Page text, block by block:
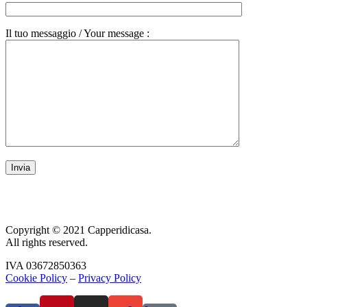
Il tuo messaggio / Your message :
Copyright © 2021 Capperidicasa.
All rights reserved.
IVA 03672850363
Cookie Policy – Privacy Policy